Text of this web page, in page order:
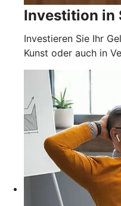
Investition in
Investieren Sie Ihr
Kunst oder auch in